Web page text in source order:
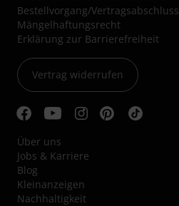
Bestellvorgang/Vertragsabschluss
Mängelhaftungsrecht
Erklärung zur Barrierefreiheit
Vertrag widerrufen
Über uns
Jobs & Karriere
Blog
Kleinanzeigen
Nachhaltigkeit